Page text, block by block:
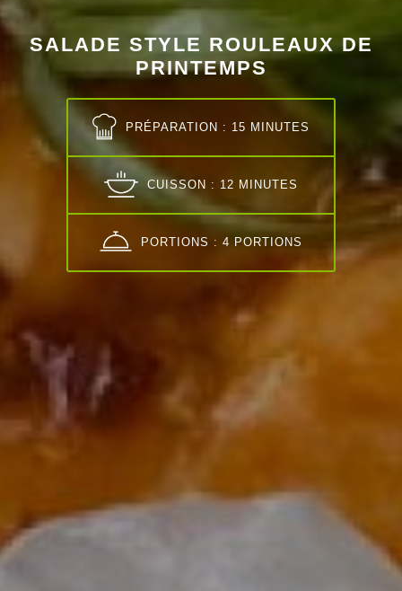
SALADE STYLE ROULEAUX DE
PRINTEMPS
PRÉPARATION : 15 MINUTES
CUISSON : 12 MINUTES
PORTIONS : 4 PORTIONS